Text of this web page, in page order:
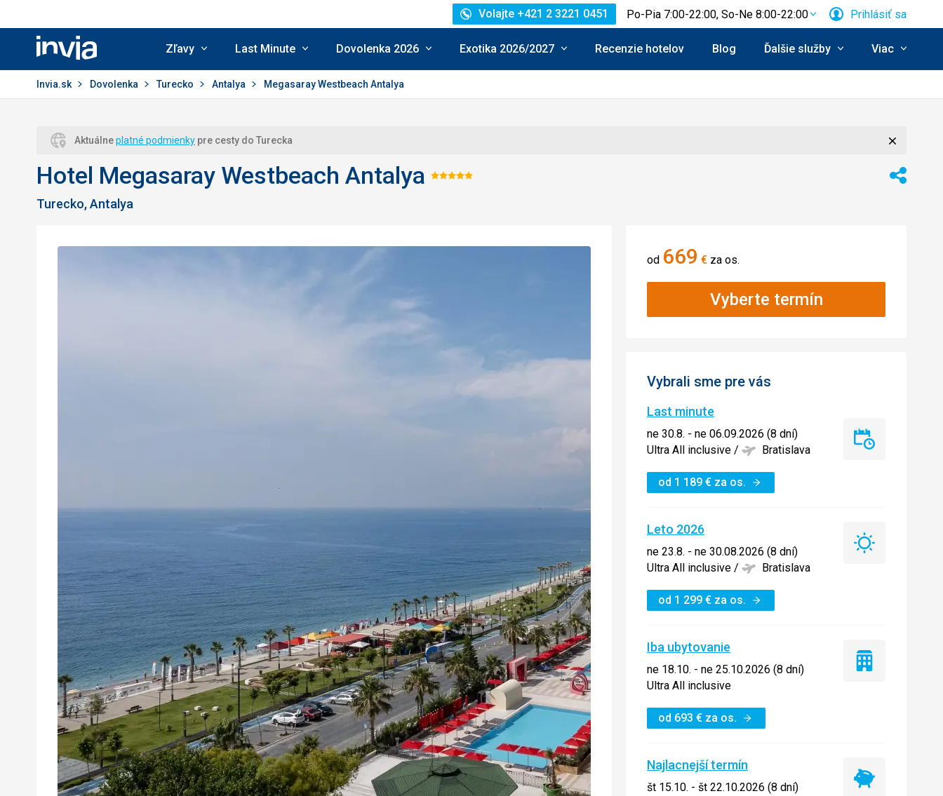
Invia.sk
Volajte +421 2 3221 0451 Po-Pia 7:00-22:00, So-Ne 8:00-22:00 Prihlásiť sa
Zľavy Last Minute Dovolenka 2026 Exotika 2026/2027 Recenzie hotelov Blog Ďalšie služby Viac
Invia.sk Dovolenka Turecko Antalya Megasaray Westbeach Antalya
Aktuálneplatné podmienky pre cesty do Turecka
Hotel Megasaray Westbeach Antalya Hodnotenie:
Turecko, Antalya
Zdieľať
od 669 € za os.
Vyberte termín
Vybrali sme pre vás
Last minute
ne 30.8. - ne 06.09.2026 (8 dní)
Ultra All inclusive / Bratislava
od 1 189 € za os.
Last
Leto 2026
ne 23.8. - ne 30.08.2026 (8 dní)
Ultra All inclusive / Bratislava
od 1 299 € za os.
Leto
Iba ubytovanie
ne 18.10. - ne 25.10.2026 (8 dní)
Ultra All inclusive
od 693 € za os.
Iba
Najlacnejší termín
št 15.10. - št 22.10.2026 (8 dní)
Najlacnejší